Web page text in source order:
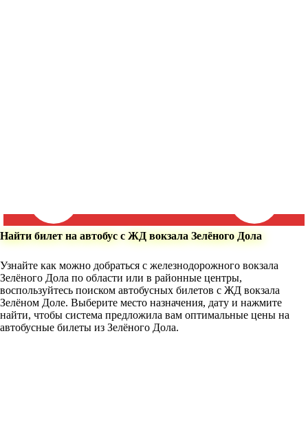
Найти билет на автобус с ЖД вокзала Зелёного Дола
Узнайте как можно добраться с железнодорожного вокзала
Зелёного Дола по области или в районные центры,
воспользуйтесь поиском автобусных билетов с ЖД вокзала
Зелёном Доле. Выберите место назначения, дату и нажмите
найти, чтобы система предложила вам оптимальные цены на
автобусные билеты из Зелёного Дола.